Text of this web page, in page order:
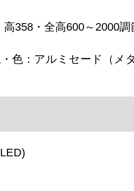
358・全高600～2000調
色：アルミセード（メ